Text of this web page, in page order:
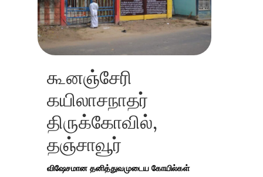
கூனஞ்சேரி
கயிலாசநாதர்
திருக்கோவில்,
தஞ்சாவூர்
விஷேசமான தனித்துவமுடைய கோயில்கள்